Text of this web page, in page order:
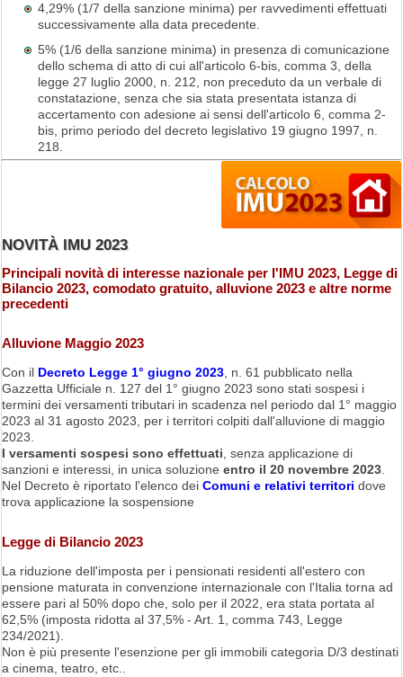
4,29% (1/7 della sanzione minima) per ravvedimenti effettuati
successivamente alla data precedente.
5% (1/6 della sanzione minima) in presenza di comunicazione
dello schema di atto di cui all'articolo 6-bis, comma 3, della
legge 27 luglio 2000, n. 212, non preceduto da un verbale di
constatazione, senza che sia stata presentata istanza di
accertamento con adesione ai sensi dell'articolo 6, comma 2-
bis, primo periodo del decreto legislativo 19 giugno 1997, n.
218.
NOVITÀ IMU 2023
Principali novità di interesse nazionale per l'IMU 2023, Legge di
Bilancio 2023, comodato gratuito, alluvione 2023 e altre norme
precedenti
Alluvione Maggio 2023
Con il Decreto Legge 1° giugno 2023, n. 61 pubblicato nella
Gazzetta Ufficiale n. 127 del 1° giugno 2023 sono stati sospesi i
termini dei versamenti tributari in scadenza nel periodo dal 1° maggio
2023 al 31 agosto 2023, per i territori colpiti dall'alluvione di maggio
2023.
I versamenti sospesi sono effettuati , senza applicazione di
sanzioni e interessi, in unica soluzione entro il 20 novembre 2023.
Nel Decreto è riportato l'elenco dei Comuni e relativi territori dove
trova applicazione la sospensione
Legge di Bilancio 2023
La riduzione dell'imposta per i pensionati residenti all'estero con
pensione maturata in convenzione internazionale con l'Italia torna ad
essere pari al 50% dopo che, solo per il 2022, era stata portata al
62,5% (imposta ridotta al 37,5% - Art. 1, comma 743, Legge
234/2021).
Non è più presente l'esenzione per gli immobili categoria D/3 destinati
a cinema, teatro, etc..